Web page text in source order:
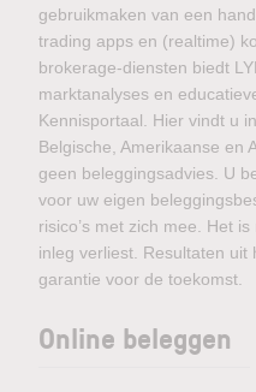
gebruikmaken van een
trading apps en (realtime)
brokerage-diensten biedt
marktanalyses en
Kennisportaal. Hier vindt u
Belgische, Amerikaanse en
geen beleggingsadvies. U
voor uw eigen
risico’s met zich mee. Het
inleg verliest. Resultaten
garantie voor de toekomst.
Online beleggen